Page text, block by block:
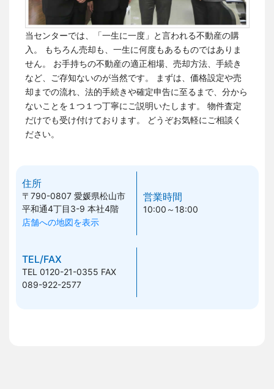
当センターでは、「一生に一度」と言われる不動産の購
入。 もちろん売却も、一生に何度もあるものではありま
せん。
お手持ちの不動産の適正相場、売却方法、手続き
など、ご存知ないのが当然です。
まずは、価格設定や売
却までの流れ、法的手続きや確定申告に至るまで、分から
ないことを１つ１つ丁寧にご説明いたします。 物件査定
だけでも受け付けております。
どうぞお気軽にご相談く
ださい。
住所
〒790-0807愛媛県松山市
平和通4丁目3-9 本社4階
店舗への地図を表示
営業時間
10:00～18:00
TEL/FAX
TEL 0120-21-0355 FAX
089-922-2577